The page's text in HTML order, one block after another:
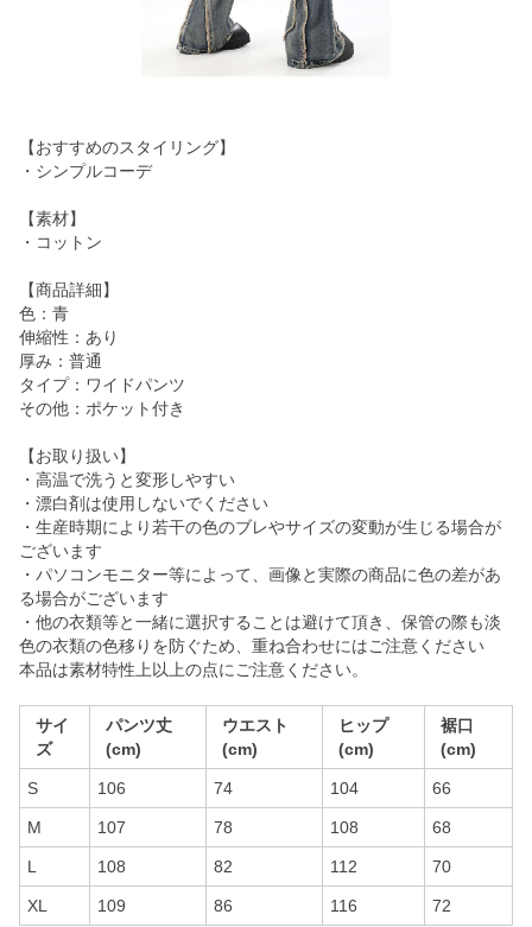
【おすすめのスタイリング】
・シンプルコーデ
【素材】
・コットン
【商品詳細】
色：青
伸縮性：あり
厚み：普通
タイプ：ワイドパンツ
その他：ポケット付き
【お取り扱い】
・高温で洗うと変形しやすい
・漂白剤は使用しないでください
・生産時期により若干の色のブレやサイズの変動が生じる場合が
ございます
・パソコンモニター等によって、画像と実際の商品に色の差があ
る場合がございます
・他の衣類等と一緒に選択することは避けて頂き、保管の際も淡
色の衣類の色移りを防ぐため、重ね合わせにはご注意ください
本品は素材特性上以上の点にご注意ください。
サイ
ズ
パンツ丈
(cm)
ウエスト
(cm)
ヒップ
(cm)
裾口
(cm)
S 106 74 104 66
M 107 78 108 68
L 108 82 112 70
XL 109 86 116 72